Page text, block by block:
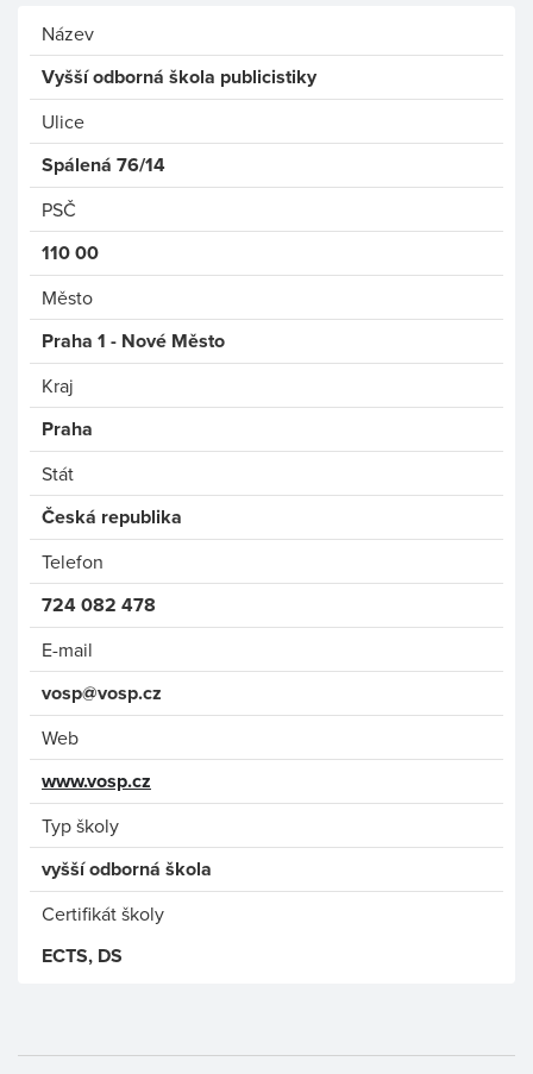
Název
Vyšší odborná škola publicistiky
Ulice
Spálená 76/14
PSČ
110 00
Město
Praha 1 - Nové Město
Kraj
Praha
Stát
Česká republika
Telefon
724 082 478
E-mail
vosp@vosp.cz
Web
www.vosp.cz
Typ školy
vyšší odborná škola
Certifikát školy
ECTS, DS